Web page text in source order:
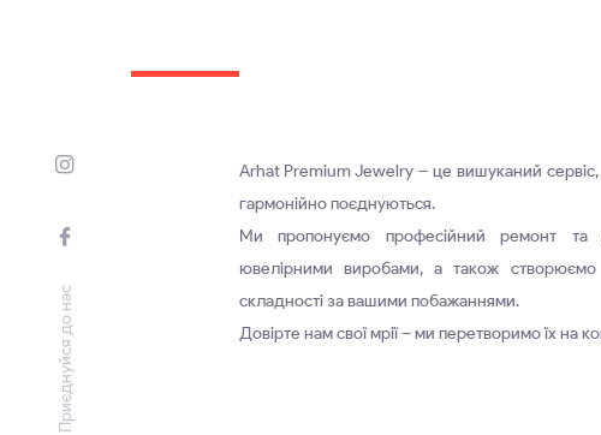
Приєднуйся до нас
Arhat Premium Jewelry – це вишуканий сервіс,
гармонійно поєднуються.
Ми пропонуємо професійний ремонт
ювелірними виробами, а також створюємо
складності за вашими побажаннями.
Довірте нам свої мрії – ми перетворимо їх на